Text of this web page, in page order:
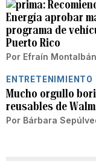
Energía aprobar
programa de
Puerto Rico
Por Efraín
ENTRETENIMIENTO
Mucho orgullo
reusables de
Por Bárbara